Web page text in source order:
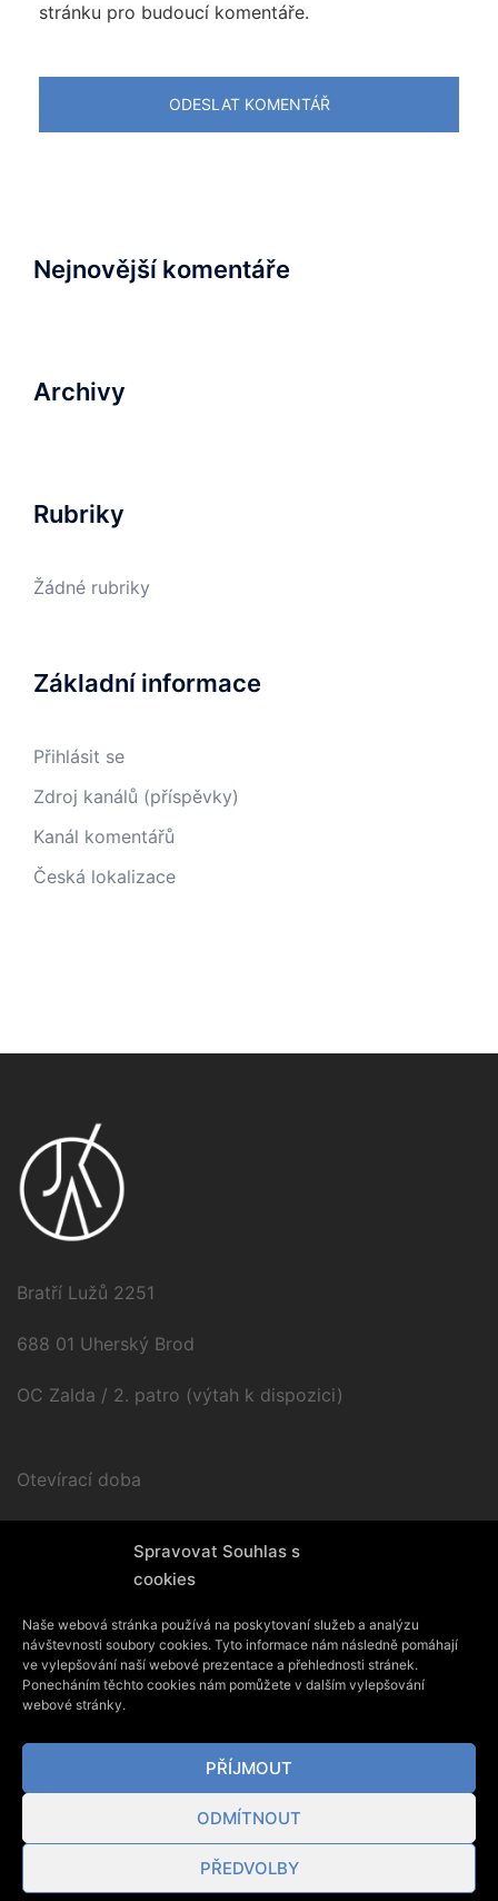
Spravovat Souhlas s
cookies
Naše webová stránka používá na poskytovaní služeb a analýzu
návštevnosti soubory cookies. Tyto informace nám následně pomáhají
ve vylepšování naší webové prezentace a přehlednosti stránek.
Ponecháním těchto cookies nám pomůžete v dalším vylepšování
webové stránky.
PŘÍJMOUT
ODMÍTNOUT
PŘEDVOLBY
stránku pro budoucí komentáře.
Nejnovější komentáře
Archivy
Rubriky
Žádné rubriky
Základní informace
Přihlásit se
Zdroj kanálů (příspěvky)
Kanál komentářů
Česká lokalizace
Bratří Lužů 2251
688 01 Uherský Brod
OC Zalda / 2. patro (výtah k dispozici)
Otevírací doba